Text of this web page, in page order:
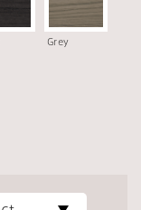
Grey